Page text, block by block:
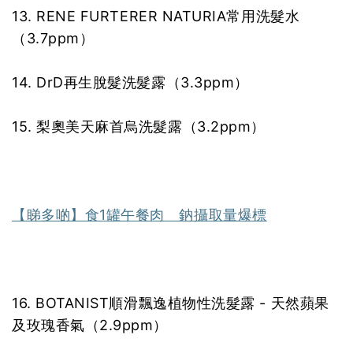
13. RENE FURTERER NATURIA常用洗髮水
（3.7ppm）
14. DrD再生脫髮洗髮露（3.3ppm）
15. 梨奧美天麻首烏洗髮露（3.2ppm）
【睇多啲】食1罐午餐肉 鈉攝取量爆標
16. BOTANIST順滑飄逸植物性洗髮露 - 天然蘋果
及玫瑰香氣（2.9ppm）